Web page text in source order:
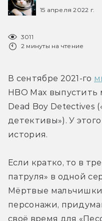
15 апреля 2022 г.
3011
2 минуты на чтение
В сентябре 2021-го
HBO Max
Dead Boy Detectives
детективы»). У
история.
Если кратко, то в
патруля» в одной
Мёртвые
персонажи,
своё время для